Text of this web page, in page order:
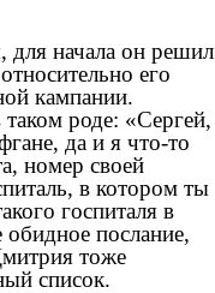
для начала он решил
его
кампании.
роде: «Сергей,
да и я что-то
номер своей
в котором ты
госпиталя в
послание,
тоже
список.